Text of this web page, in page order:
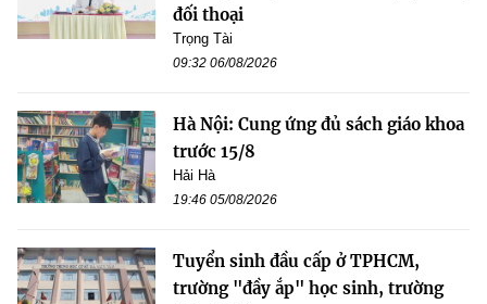
đối thoại
Trọng Tài
09:32 06/08/2026
Hà Nội: Cung ứng đủ sách giáo khoa
trước 15/8
Hải Hà
19:46 05/08/2026
Tuyển sinh đầu cấp ở TPHCM,
trường "đầy ắp" học sinh, trường